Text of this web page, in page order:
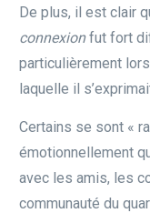
De plus, il est clair
connexionfut fort
particulièrement
laquelle il
Certains se sont «
émotionnellement
avec les amis, les
communauté du